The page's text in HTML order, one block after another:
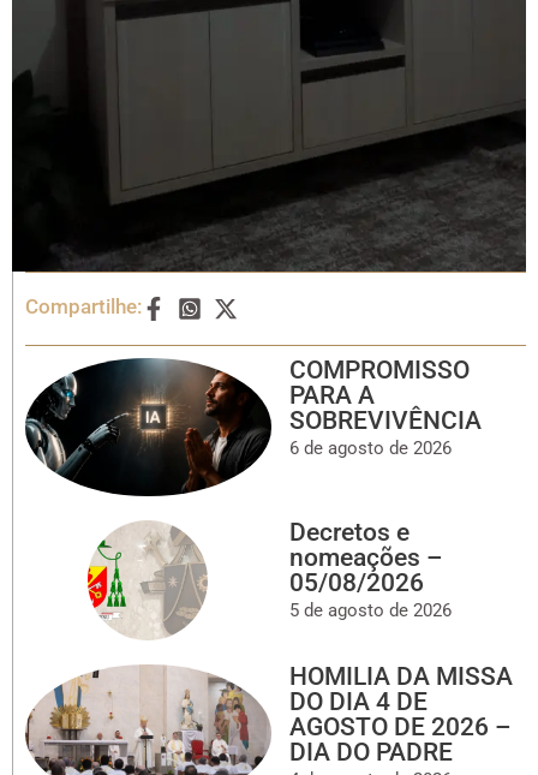
Compartilhe:
COMPROMISSO
PARA A
SOBREVIVÊNCIA
6 de agosto de 2026
Decretos e
nomeações –
05/08/2026
5 de agosto de 2026
HOMILIA DA MISSA
DO DIA 4 DE
AGOSTO DE 2026 –
DIA DO PADRE